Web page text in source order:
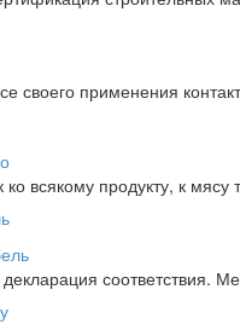
своего применения
всякому продукту, к мясу
соответствия.